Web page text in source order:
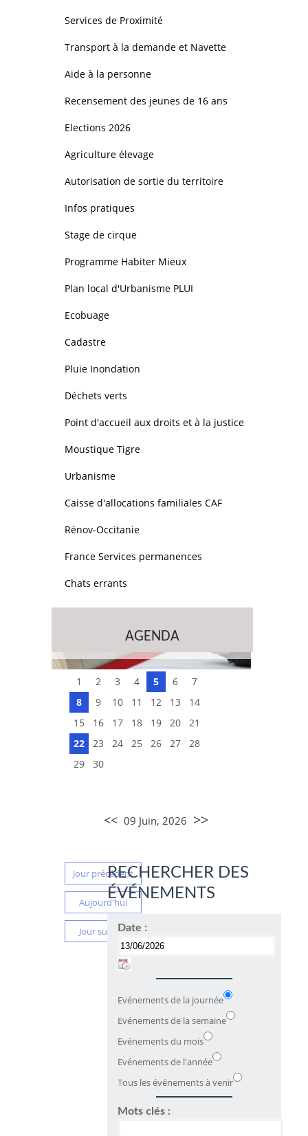
Services de Proximité
Transport à la demande et Navette
Aide à la personne
Recensement des jeunes de 16 ans
Elections 2026
Agriculture élevage
Autorisation de sortie du territoire
Infos pratiques
Stage de cirque
Programme Habiter Mieux
Plan local d'Urbanisme PLUI
Ecobuage
Cadastre
Pluie Inondation
Déchets verts
Point d'accueil aux droits et à la justice
Moustique Tigre
Urbanisme
Caisse d'allocations familiales CAF
Rénov-Occitanie
France Services permanences
Chats errants
AGENDA
1 2 3 4 5 6
7
8
9 10 11 12 13
14
15
16 17 18 19 20
21
22
23 24 25 26 27
28
29
30
<< 09 Juin, 2026 >>
Jour précédent
Aujourd'hui
Jour suivant
RECHERCHER DES
ÉVÉNEMENTS
Date :
Evénements de la journée
Evénements de la semaine
Evénements du mois
Evénements de l'année
Tous les événements à venir
Mots clés :